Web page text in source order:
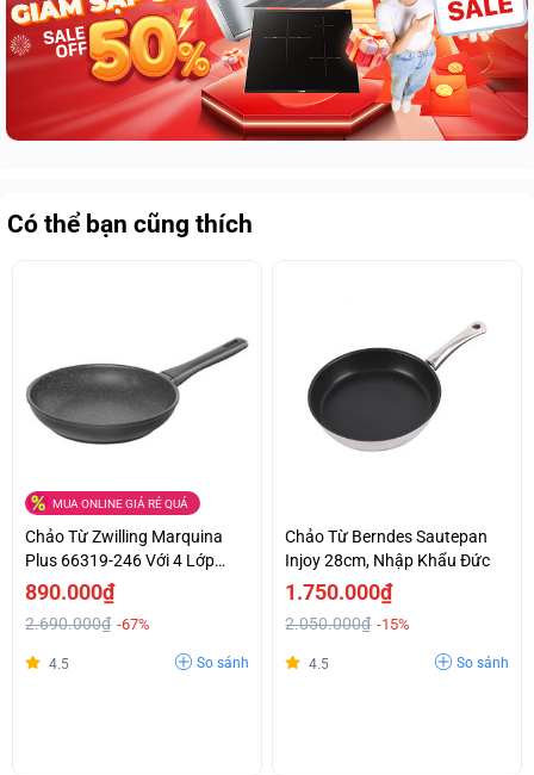
Có thể bạn cũng thích
MUA ONLINE GIÁ RẺ QUÁ
Chảo Từ Zwilling Marquina
Plus 66319-246 Với 4 Lớp
Chống Dính, Made In Italy,
890.000₫
2.690.000₫ -67%
4.5 So sánh
Chảo Từ Berndes Sautepan
Injoy 28cm, Nhập Khẩu Đức
1.750.000₫
2.050.000₫ -15%
4.5 So sánh